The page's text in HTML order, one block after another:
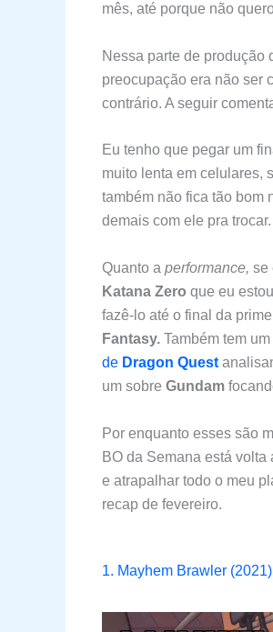
mês, até porque não
Nessa parte de produção
preocupação era não ser
contrário. A seguir
Eu tenho que pegar um
muito lenta em celulares,
também não fica tão bom
demais com ele pra
Quanto a performance, se
Katana Zero que eu
fazê-lo até o final da
Fantasy. Também tem
de Dragon Quest
um sobre Gundam
Por enquanto esses são
BO da Semana está
e atrapalhar todo o meu
recap de fevereiro.
1. Mayhem Brawler